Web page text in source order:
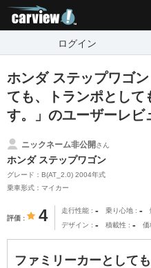
ログイン
ホンダ ステップワゴ
ても、トランポとして
す。」のユーザーレビ
ニックネーム非公開さん
ホンダ ステップワゴン
グレード：B(AT_2.0) 2004年式
乗車形式：マイカー
評価 4 走行性能 - 乗り心地 -
デザイン - 積載性 - 価
ファミリーカーとして